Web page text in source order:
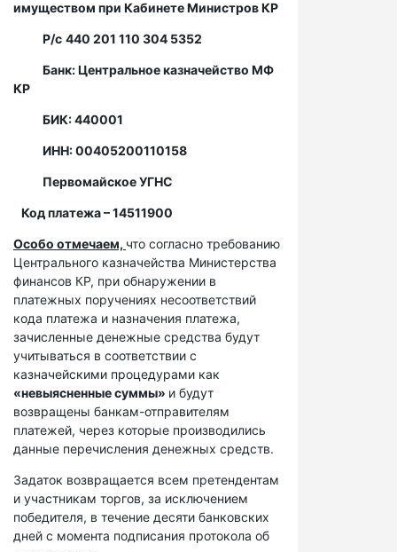
имуществом при Кабинете Министров КР
Р/с 440 201 110 304 5352
Банк: Центральное казначейство МФ
КР
БИК: 440001
ИНН: 00405200110158
Первомайское УГНС
Код платежа – 14511900
Особо отмечаем, что согласно требованию
Центрального казначейства Министерства
финансов КР, при обнаружении в
платежных поручениях несоответствий
кода платежа и назначения платежа,
зачисленные денежные средства будут
учитываться в соответствии с
казначейскими процедурами как
«невыясненные суммы» и будут
возвращены банкам-отправителям
платежей, через которые производились
данные перечисления денежных средств.
Задаток возвращается всем претендентам
и участникам торгов, за исключением
победителя, в течение десяти банковских
дней с момента подписания протокола об